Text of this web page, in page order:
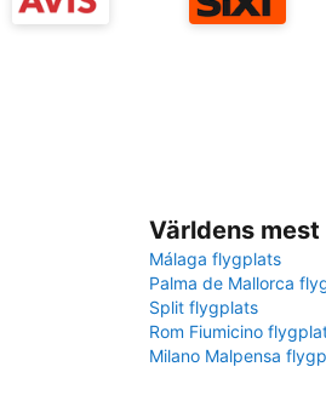
Världens
Málaga flygplats
Palma de Mallorca
Split flygplats
Rom Fiumicino
Milano Malpensa